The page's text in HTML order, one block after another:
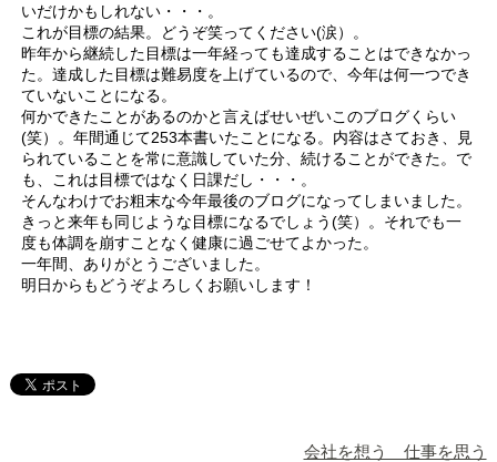
いだけかもしれない・・・。
これが目標の結果。どうぞ笑ってください(涙）。
昨年から継続した目標は一年経っても達成することはできなかっ
た。達成した目標は難易度を上げているので、今年は何一つでき
ていないことになる。
何かできたことがあるのかと言えばせいぜいこのブログくらい
(笑）。年間通じて253本書いたことになる。内容はさておき、見
られていることを常に意識していた分、続けることができた。で
も、これは目標ではなく日課だし・・・。
そんなわけでお粗末な今年最後のブログになってしまいました。
きっと来年も同じような目標になるでしょう(笑）。それでも一
度も体調を崩すことなく健康に過ごせてよかった。
一年間、ありがとうございました。
明日からもどうぞよろしくお願いします！
会社を想う 仕事を思う